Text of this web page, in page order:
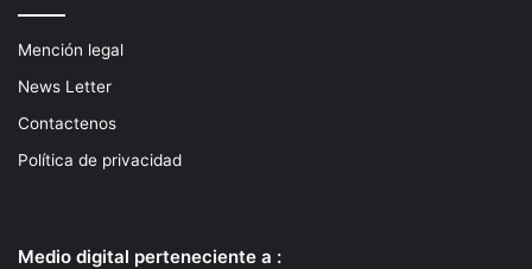
Mención legal
News Letter
Contactenos
Política de privacidad
Medio digital perteneciente a :